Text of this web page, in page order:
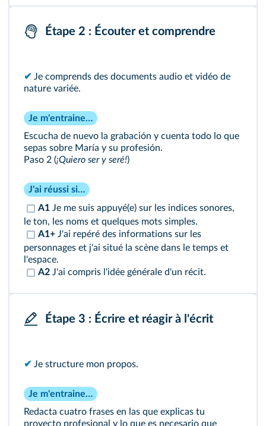
Étape 2 : Écouter et comprendre
✔ Je comprends des documents audio et vidéo de
nature variée.
Je m'entraine…
Escucha de nuevo la grabación y cuenta todo lo que
sepas sobre María y su profesión.
Paso 2 (¡Quiero ser y seré!)
J'ai réussi si…
A1 Je me suis appuyé(e) sur les indices sonores,
le ton, les noms et quelques mots simples.
A1+ J'ai repéré des informations sur les
personnages et j'ai situé la scène dans le temps et
l'espace.
A2 J'ai compris l'idée générale d'un récit.
Étape 3 : Écrire et réagir à l'écrit
✔ Je structure mon propos.
Je m'entraine…
Redacta cuatro frases en las que explicas tu
proyecto profesional y lo que es necesario que